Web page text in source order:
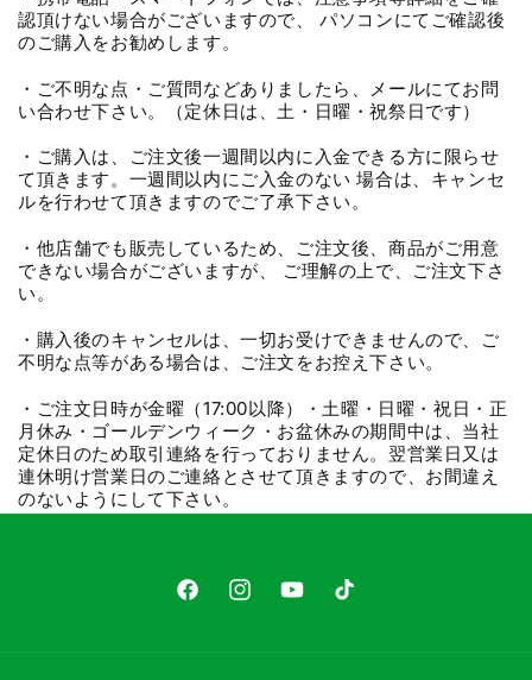
認頂けない場合がございますので、 パソコンにてご確認後
のご購入をお勧めします。
・ご不明な点・ご質問などありましたら、メールにてお問
い合わせ下さい。（定休日は、土・日曜・祝祭日です）
・ご購入は、ご注文後一週間以内に入金できる方に限らせ
て頂きます。一週間以内にご入金のない 場合は、キャンセ
ルを行わせて頂きますのでご了承下さい。
・他店舗でも販売しているため、ご注文後、商品がご用意
できない場合がございますが、 ご理解の上で、ご注文下さ
い。
・購入後のキャンセルは、一切お受けできませんので、ご
不明な点等がある場合は、ご注文をお控え下さい。
・ご注文日時が金曜（17:00以降）・土曜・日曜・祝日・正
月休み・ゴールデンウィーク・お盆休みの期間中は、当社
定休日のため取引連絡を行っておりません。翌営業日又は
連休明け営業日のご連絡とさせて頂きますので、お間違え
のないようにして下さい。
FacebookInstagramYouTubeTikTok